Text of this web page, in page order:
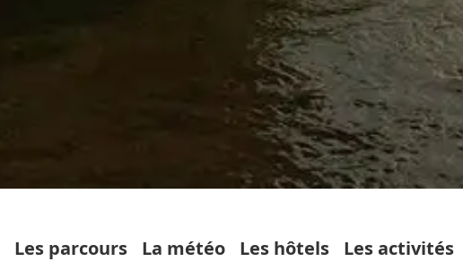
Les parcours La météo Les hôtels Les activités